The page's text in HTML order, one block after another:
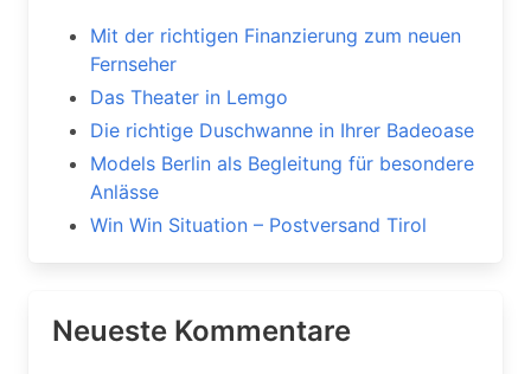
Mit der richtigen Finanzierung zum neuen
Fernseher
Das Theater in Lemgo
Die richtige Duschwanne in Ihrer Badeoase
Models Berlin als Begleitung für besondere
Anlässe
Win Win Situation – Postversand Tirol
Neueste Kommentare